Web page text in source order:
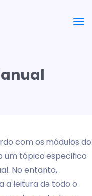
com os módulos do
um tópico especifico
No entanto,
a leitura de todo o